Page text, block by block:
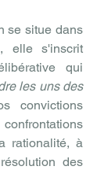
se situe dans
elle s'inscrit
qui
les uns des
convictions
rationalité, à
des